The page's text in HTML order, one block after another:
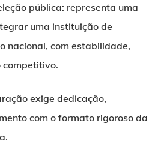
pública: representa uma
uma instituição de
nacional, com estabilidade,
competitivo.
exige dedicação,
com o formato rigoroso da